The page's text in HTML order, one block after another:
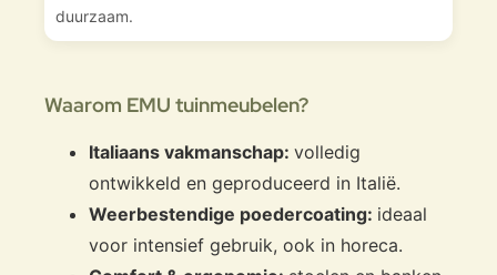
duurzaam.
Waarom EMU tuinmeubelen?
Italiaans vakmanschap: volledig
ontwikkeld en geproduceerd in Italië.
Weerbestendige poedercoating: ideaal
voor intensief gebruik, ook in horeca.